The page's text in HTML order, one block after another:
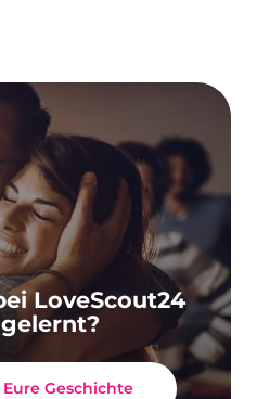
LoveScout24
Geschichte